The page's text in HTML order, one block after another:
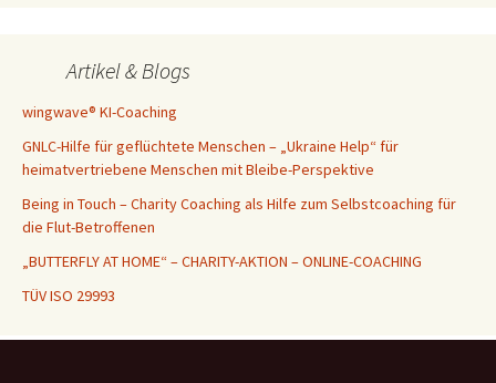
Artikel & Blogs
wingwave® KI-Coaching
GNLC-Hilfe für geflüchtete Menschen – „Ukraine Help“ für
heimatvertriebene Menschen mit Bleibe-Perspektive
Being in Touch – Charity Coaching als Hilfe zum Selbstcoaching für
die Flut-Betroffenen
„BUTTERFLY AT HOME“ – CHARITY-AKTION – ONLINE-COACHING
TÜV ISO 29993